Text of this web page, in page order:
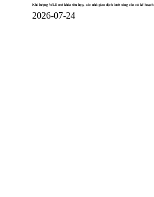
Khi lượng WLD mở khóa thu hẹp, các nhà giao dịch lướt sóng cần có kế hoạch
2026-07-24